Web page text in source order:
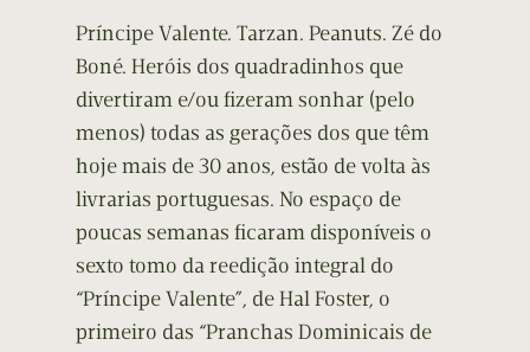
Príncipe Valente. Tarzan. Peanuts. Zé do
Boné. Heróis dos quadradinhos que
divertiram e/ou fizeram sonhar (pelo
menos) todas as gerações dos que têm
hoje mais de 30 anos, estão de volta às
livrarias portuguesas. No espaço de
poucas semanas ficaram disponíveis o
sexto tomo da reedição integral do
“Príncipe Valente”, de Hal Foster, o
primeiro das “Pranchas Dominicais de